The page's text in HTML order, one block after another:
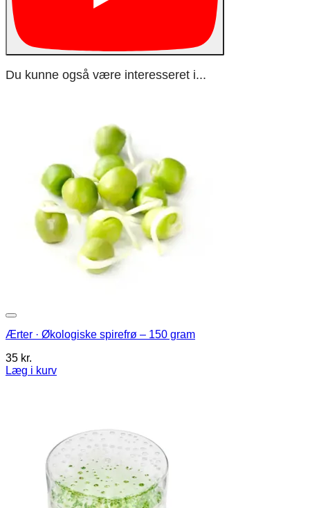
Du kunne også være interesseret i...
Ærter · Økologiske spirefrø – 150 gram
35 kr.
Læg i kurv